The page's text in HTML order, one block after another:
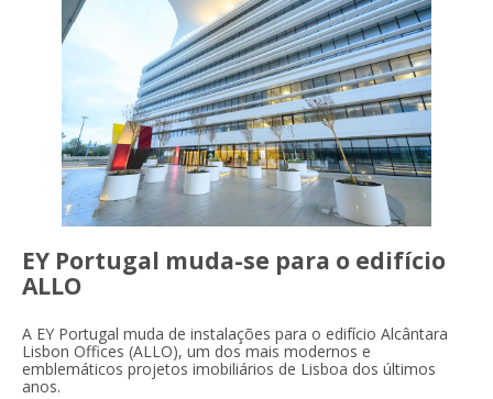
EY Portugal muda-se para o edifício
ALLO
A EY Portugal muda de instalações para o edifício Alcântara
Lisbon Offices (ALLO), um dos mais modernos e
emblemáticos projetos imobiliários de Lisboa dos últimos
anos.